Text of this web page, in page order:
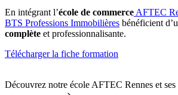
En intégrant l’école de commerce AFTEC
BTS Professions Immobilières bénéficient
complète et professionnalisante.
Télécharger la fiche formation
Découvrez notre école AFTEC Rennes et ses